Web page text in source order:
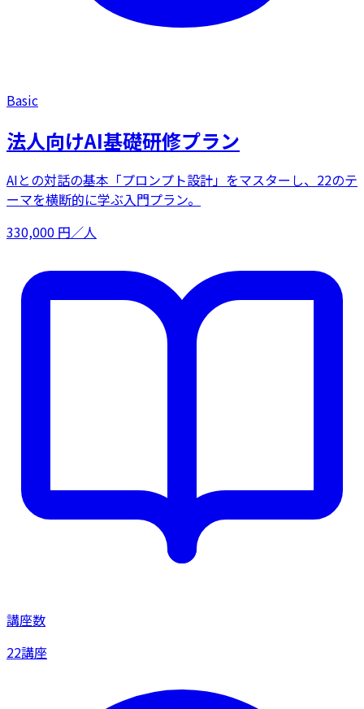
Basic
法人向けAI基礎研修プラン
AIとの対話の基本「プロンプト設計」をマスターし、22のテ
ーマを横断的に学ぶ入門プラン。
330,000 円／人
講座数
22講座